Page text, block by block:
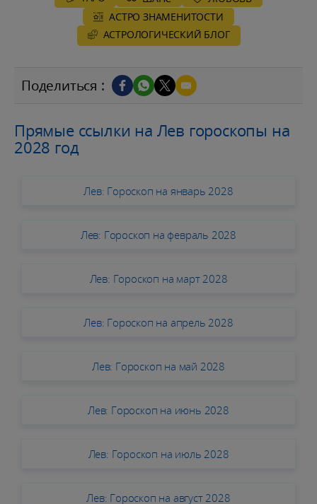
АСТРО ЗНАМЕНИТОСТИ
AСТРОЛОГИЧЕСКИЙ БЛОГ
Поделиться :
Прямые ссылки на Лев гороскопы на
2028 год
Лев: Гороскоп на январь 2028
Лев: Гороскоп на февраль 2028
Лев: Гороскоп на март 2028
Лев: Гороскоп на апрель 2028
Лев: Гороскоп на май 2028
Лев: Гороскоп на июнь 2028
Лев: Гороскоп на июль 2028
Лев: Гороскоп на август 2028